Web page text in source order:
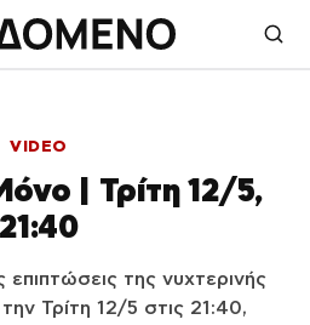
VIDEO
| Τρίτη 12/5,
21:40
επιπτώσεις της νυχτερινής
Τρίτη 12/5 στις 21:40,